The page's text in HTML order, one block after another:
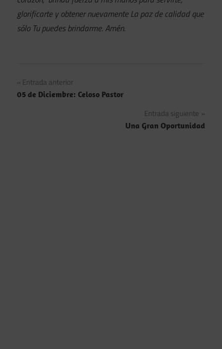
glorificarte y obtener nuevamente La paz de calidad que
sólo Tu puedes brindarme. Amén.
Navegación
de
Entrada anterior
05 de Diciembre: Celoso Pastor
Entrada siguiente
Una Gran Oportunidad